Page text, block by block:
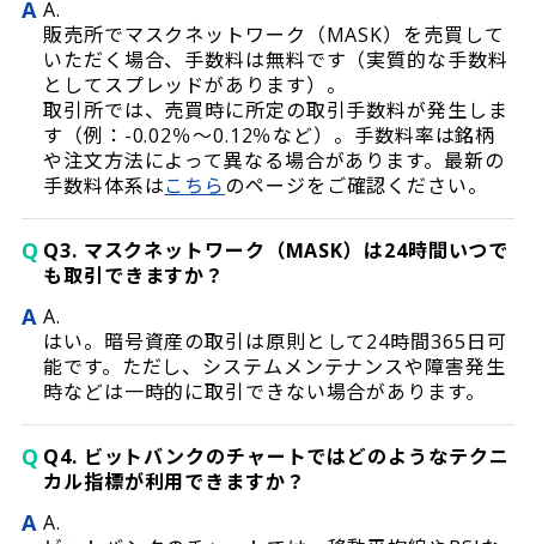
A A.
販売所でマスクネットワーク（MASK）を売買して
いただく場合、手数料は無料です（実質的な手数料
としてスプレッドがあります）。
取引所では、売買時に所定の取引手数料が発生しま
す（例：-0.02％〜0.12％など）。手数料率は銘柄
や注文方法によって異なる場合があります。最新の
手数料体系はこちらのページをご確認ください。
Q Q3. マスクネットワーク（MASK）は24時間いつで
も取引できますか？
A A.
はい。暗号資産の取引は原則として24時間365日可
能です。ただし、システムメンテナンスや障害発生
時などは一時的に取引できない場合があります。
Q Q4. ビットバンクのチャートではどのようなテクニ
カル指標が利用できますか？
A A.